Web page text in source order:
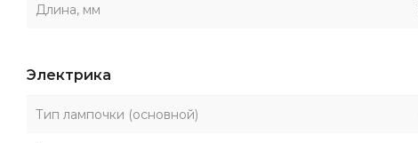
Длина, мм
Электрика
Тип лампочки (основной)